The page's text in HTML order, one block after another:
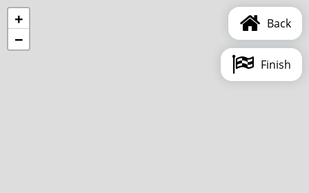
+
−
Back
Finish